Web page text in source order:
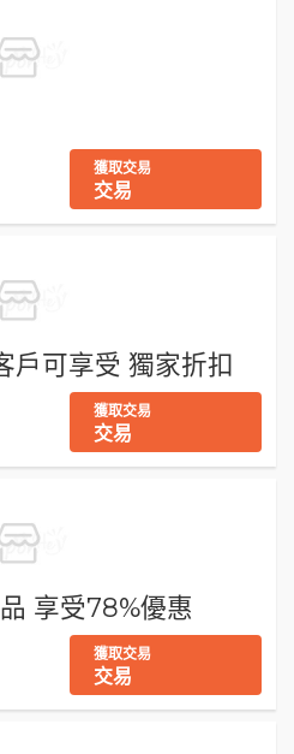
獲取交易
交易
可享受 獨家折扣
獲取交易
交易
享受78%優惠
獲取交易
交易